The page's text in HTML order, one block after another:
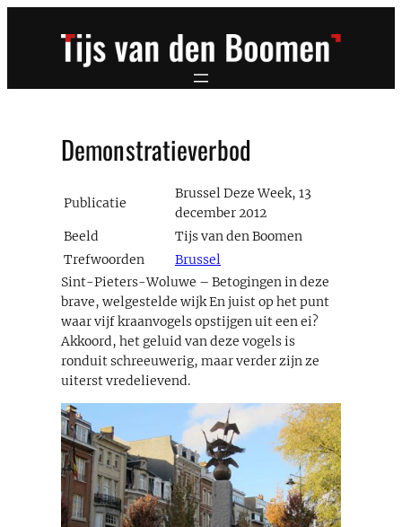
Demonstratieverbod
Publicatie
Brussel Deze Week, 13
december 2012
Beeld
Tijs van den Boomen
Trefwoorden
Brussel
Sint-Pieters-Woluwe – Betogingen in deze
brave, welgestelde wijk En juist op het punt
waar vijf kraanvogels opstijgen uit een ei?
Akkoord, het geluid van deze vogels is
ronduit schreeuwerig, maar verder zijn ze
uiterst vredelievend.